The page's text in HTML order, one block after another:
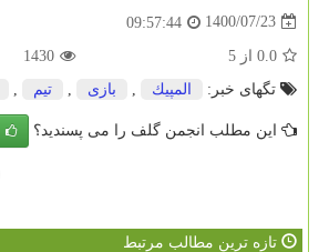
1400/07/23
09:57:44
0.0 از 5
1430
تگهای خبر:
المپیك بازی تیم
این مطلب انجمن گلف را می پسندید؟
تازه ترین مطالب مرتبط